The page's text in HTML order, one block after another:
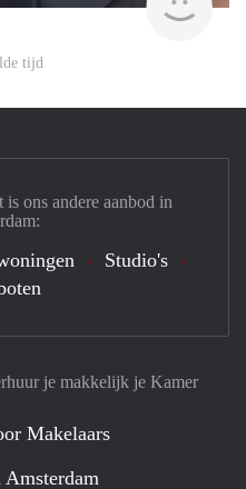
tijd
je makkelijk je Kamer
Makelaars
Amsterdam
ons andere aanbod in
Studio's